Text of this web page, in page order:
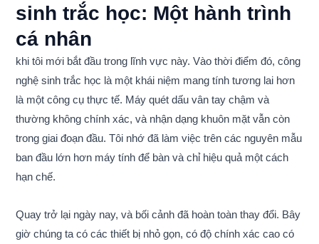
sinh trắc học: Một hành trình
cá nhân
khi tôi mới bắt đầu trong lĩnh vực này. Vào thời điểm đó, công
nghệ sinh trắc học là một khái niệm mang tính tương lai hơn
là một công cụ thực tế. Máy quét dấu vân tay chậm và
thường không chính xác, và nhận dạng khuôn mặt vẫn còn
trong giai đoạn đầu. Tôi nhớ đã làm việc trên các nguyên mẫu
ban đầu lớn hơn máy tính để bàn và chỉ hiệu quả một cách
hạn chế.
Quay trở lại ngày nay, và bối cảnh đã hoàn toàn thay đổi. Bây
giờ chúng ta có các thiết bị nhỏ gọn, có độ chính xác cao có